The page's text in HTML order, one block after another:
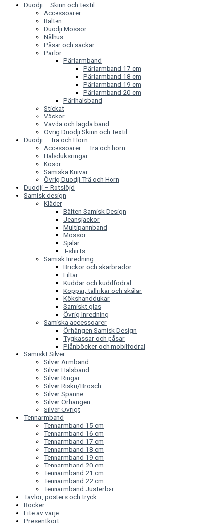
Duodji – Skinn och textil
Accessoarer
Bälten
Duodji Mössor
Nålhus
Påsar och säckar
Pärlor
Pärlarmband
Pärlarmband 17 cm
Pärlarmband 18 cm
Pärlarmband 19 cm
Pärlarmband 20 cm
Pärlhalsband
Stickat
Väskor
Vävda och lagda band
Övrig Duodji Skinn och Textil
Duodji – Trä och Horn
Accessoarer – Trä och horn
Halsduksringar
Kosor
Samiska Knivar
Övrig Duodji Trä och Horn
Duodji – Rotslöjd
Samisk design
Kläder
Bälten Samisk Design
Jeansjackor
Multipannband
Mössor
Sjalar
T-shirts
Samisk Inredning
Brickor och skärbrädor
Filtar
Kuddar och kuddfodral
Koppar, tallrikar och skålar
Kökshanddukar
Samiskt glas
Övrig Inredning
Samiska accessoarer
Örhängen Samisk Design
Tygkassar och påsar
Plånböcker och mobilfodral
Samiskt Silver
Silver Armband
Silver Halsband
Silver Ringar
Silver Risku/Brosch
Silver Spänne
Silver Örhängen
Silver Övrigt
Tennarmband
Tennarmband 15 cm
Tennarmband 16 cm
Tennarmband 17 cm
Tennarmband 18 cm
Tennarmband 19 cm
Tennarmband 20 cm
Tennarmband 21 cm
Tennarmband 22 cm
Tennarmband Justerbar
Tavlor, posters och tryck
Böcker
Lite av varje
Presentkort